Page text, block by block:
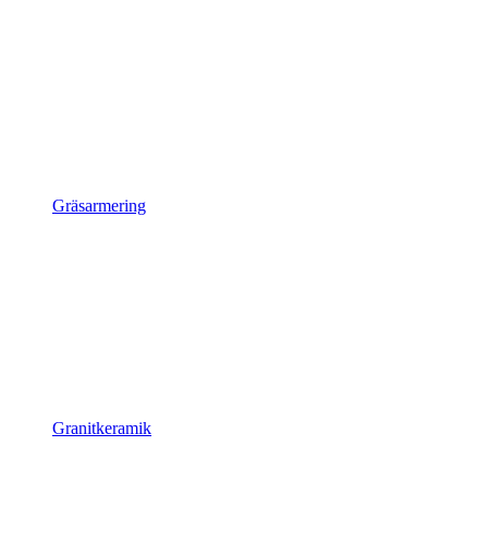
Gräsarmering
Granitkeramik